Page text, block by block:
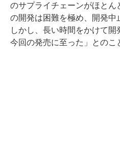
のサプライチェーンがほと
の開発は困難を極め、開発中
しかし、長い時間をかけて
今回の発売に至った」とのこ